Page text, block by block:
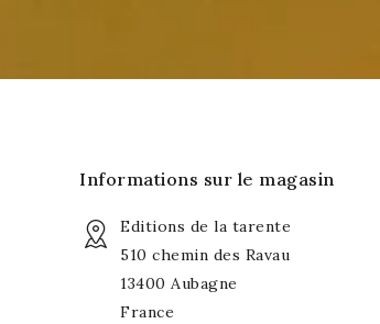
Informations sur le magasin
Editions de la tarente
510 chemin des Ravau
13400 Aubagne
France